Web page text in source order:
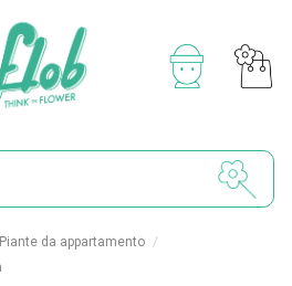
Piante da appartamento